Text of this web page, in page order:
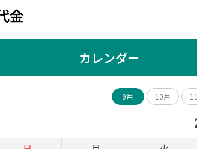
金
カレンダー
9月 10月